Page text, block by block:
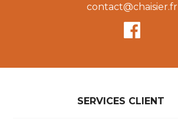
contact@chaisier.fr
SERVICES CLIENT